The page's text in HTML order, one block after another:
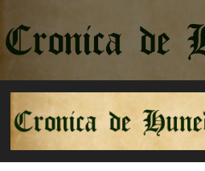
la
conținut